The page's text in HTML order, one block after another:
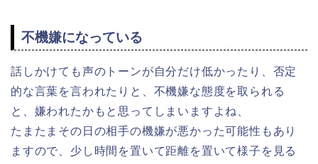
不機嫌になっている
話しかけても声のトーンが自分だけ低かったり、否定
的な言葉を言われたりと、不機嫌な態度を取られる
と、嫌われたかもと思ってしまいますよね、
たまたまその日の相手の機嫌が悪かった可能性もあり
ますので、少し時間を置いて距離を置いて様子を見る